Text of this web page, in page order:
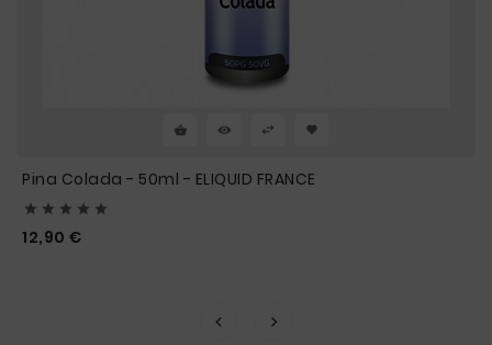
Pina Colada - 50ml - ELIQUID FRANCE
    
12,90 €